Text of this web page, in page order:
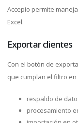
Accepio permite
Excel.
Exportar clientes
Con el botón de
que cumplan el filtro en
respaldo de
procesamiento